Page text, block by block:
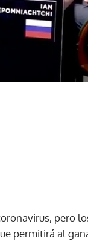
pero
permitirá al